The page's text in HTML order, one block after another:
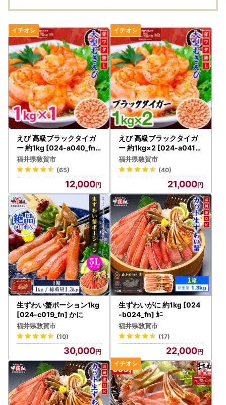
期日：2025年12月31日23:59
※2025年内にお申込みの場合でも、お支払い(ご決済完了)が
2026年の場合は2026年分の扱いとなります。
12月31日の夜間はお申込み・ご決済の集中が予想されま
す。
システムトラブル等で決済が遅れる可能性がありますので、
23時までにお支払いを完了されますことをお勧めいたしま
す。
【2025年分ワンストップ特例申請受付期日について】
2025年分のワンストップ特例申請期限は2026年1月10日
（土）です。
書面申請の場合は2026年1月10日（土）必着でご提出くださ
い。
==========================================
==================
配送遅延についてのお知らせ
日頃より敦賀市へご支援を賜り誠にありがとうございます。
悪天候および急激な物量の増加に伴い、配送会社にて一部の
返礼品のお届けに遅れが生じる可能性がございます。
また、年末にかけて大雪となることが予想されており、地域
によってはご指定のお届け日に返礼品が到着しない場合がご
ざいます。
配送状況につきましては、各配送会社の公式サイトをご確認
ください。
お届けをお待ちいただいている皆様にはご心配をおかけし誠
に申し訳ございませんが、何卒ご理解を賜りますようお願い
==========================================
==================
えび 高級ブラックタイガ
ー 約1kg [024-a040_fn]
エビ 海老
福井県敦賀市
(65)
12,000
えび 高級ブラックタイガ
ー 約1kg×2 [024-a041_f
n] エビ 海老
福井県敦賀市
(40)
21,000
生ずわい蟹ポーション1kg
[024-c019_fn] かに
福井県敦賀市
(10)
30,000
生ずわいがに 約1kg [024
-b024_fn] ｶﾆ
福井県敦賀市
(17)
22,000